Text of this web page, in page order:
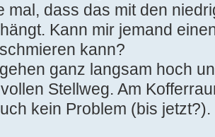
mal, dass das mit den
Kann mir jemand
kann?
ganz langsam hoch
Stellweg. Am
kein Problem (bis jetzt?).